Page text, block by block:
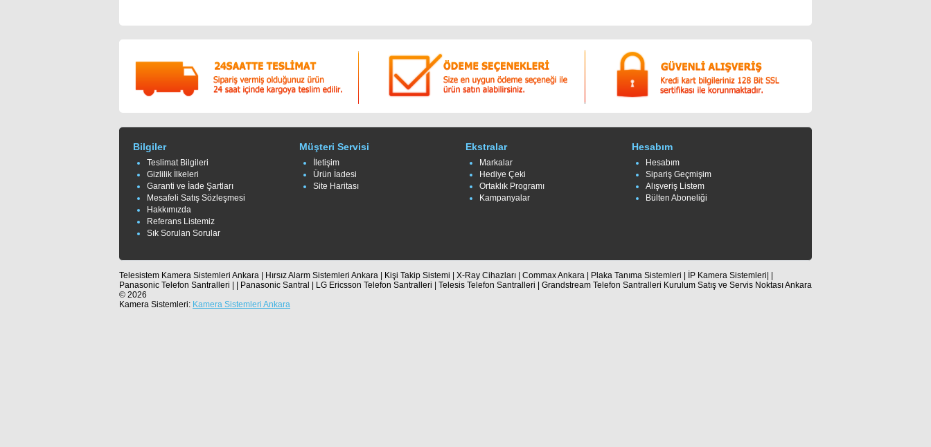
Bilgiler
Teslimat Bilgileri
Gizlilik İlkeleri
Garanti ve İade Şartları
Mesafeli Satış Sözleşmesi
Hakkımızda
Referans Listemiz
Sık Sorulan Sorular
Müşteri Servisi
İletişim
Ürün İadesi
Site Haritası
Ekstralar
Markalar
Hediye Çeki
Ortaklık Programı
Kampanyalar
Hesabım
Hesabım
Sipariş Geçmişim
Alışveriş Listem
Bülten Aboneliği
Telesistem Kamera Sistemleri Ankara | Hırsız Alarm Sistemleri Ankara | Kişi Takip Sistemi | X-Ray Cihazları | Commax Ankara | Plaka Tanıma Sistemleri | İP Kamera Sistemleri| |
Panasonic Telefon Santralleri | | Panasonic Santral | LG Ericsson Telefon Santralleri | Telesis Telefon Santralleri | Grandstream Telefon Santralleri Kurulum Satış ve Servis Noktası Ankara
© 2026
Kamera Sistemleri: Kamera Sistemleri Ankara